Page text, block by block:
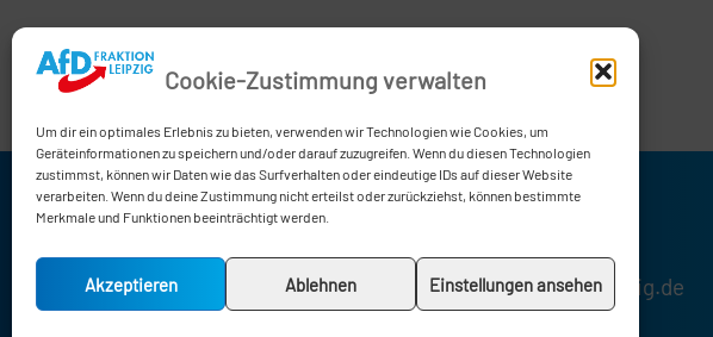
Cookie-Zustimmung verwalten
Um dir ein optimales Erlebnis zu bieten, verwenden wir Technologien wie Cookies, um
Geräteinformationen zu speichern und/oder darauf zuzugreifen. Wenn du diesen Technologien
zustimmst, können wir Daten wie das Surfverhalten oder eindeutige IDs auf dieser Website
verarbeiten. Wenn du deine Zustimmung nicht erteilst oder zurückziehst, können bestimmte
Merkmale und Funktionen beeinträchtigt werden.
Akzeptieren Ablehnen Einstellungen ansehen
0341 / 1232185
afd-fraktion@leipzig.de